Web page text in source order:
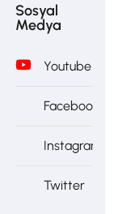
Sosyal
Medya
Youtube
Facebook
Instagram
Twitter